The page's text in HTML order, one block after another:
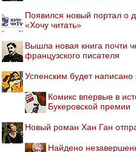
Появился новый портал о
«Хочу читать»
Вышла новая книга почти
французского писателя
Успенским будет
Комикс впервые в
Букеровской премии
Новый роман Хан Ган
Найдено